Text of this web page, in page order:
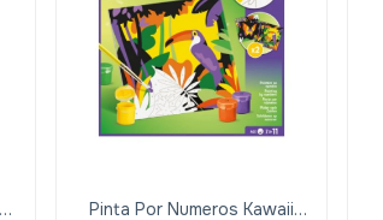
Pinta Por Numeros Kawaii